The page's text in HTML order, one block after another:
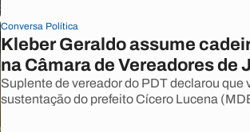
Conversa Política
Kleber Geraldo assume
na Câmara de Vereadores de
Suplente de vereador do PDT declarou que
sustentação do prefeito Cícero Lucena